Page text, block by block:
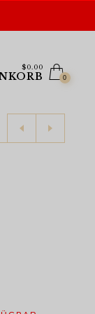
$0.00
0